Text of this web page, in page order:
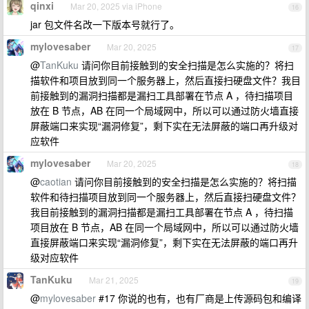
16
qinxi Mar 20, 2025 via iPhone
jar 包文件名改一下版本号就行了。
17
mylovesaber Mar 20, 2025
@TanKuku 请问你目前接触到的安全扫描是怎么实施的？将扫
描软件和项目放到同一个服务器上，然后直接扫硬盘文件？我目
前接触到的漏洞扫描都是漏扫工具部署在节点 A ，待扫描项目
放在 B 节点，AB 在同一个局域网中，所以可以通过防火墙直接
屏蔽端口来实现“漏洞修复”，剩下实在无法屏蔽的端口再升级对
应软件
18
mylovesaber Mar 20, 2025
@caotian 请问你目前接触到的安全扫描是怎么实施的？将扫描
软件和待扫描项目放到同一个服务器上，然后直接扫硬盘文件？
我目前接触到的漏洞扫描都是漏扫工具部署在节点 A ，待扫描
项目放在 B 节点，AB 在同一个局域网中，所以可以通过防火墙
直接屏蔽端口来实现“漏洞修复”，剩下实在无法屏蔽的端口再升
级对应软件
19
TanKuku Mar 21, 2025
@mylovesaber #17 你说的也有，也有厂商是上传源码包和编译